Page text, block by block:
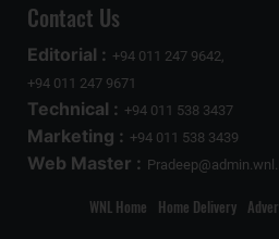
Contact Us
Editorial : +94 011 247 9642,
+94 011 247 9671
Technical : +94 011 538 3437
Marketing : +94 011 538 3439
Web Master :
WNL Home Home Delivery